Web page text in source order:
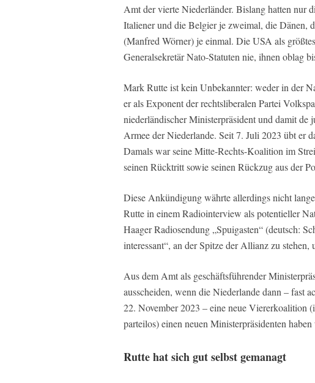
Amt der vierte Niederländer. Bislang hatten nur
Italiener und die Belgier je zweimal, die Dänen,
(Manfred Wörner) je einmal. Die USA als
Generalsekretär Nato-Statuten nie, ihnen oblag
Mark Rutte ist kein Unbekannter: weder in der
er als Exponent der rechtsliberalen Partei
niederländischer Ministerpräsident und damit de
Armee der Niederlande. Seit 7. Juli 2023 übt er
Damals war seine Mitte-Rechts-Koalition im
seinen Rücktritt sowie seinen Rückzug aus der
Diese Ankündigung währte allerdings nicht
Rutte in einem Radiointerview als potentieller
Haager Radiosendung „Spuigasten“ (deutsch:
interessant“, an der Spitze der Allianz zu
Aus dem Amt als geschäftsführender
ausscheiden, wenn die Niederlande dann – fast
22. November 2023 – eine neue
parteilos) einen neuen Ministerpräsidenten haben
Rutte hat sich gut selbst gemanagt